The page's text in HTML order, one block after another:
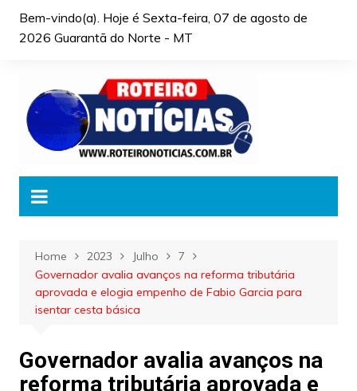
Bem-vindo(a). Hoje é Sexta-feira, 07 de agosto de
2026 Guarantã do Norte - MT
Home 2023 Julho
7
Governador avalia avanços na reforma tributária
aprovada e elogia empenho de Fabio Garcia para
isentar cesta básica
Governador avalia avanços na
reforma tributária aprovada e